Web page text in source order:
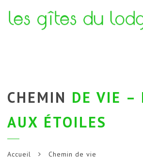
CHEMIN DE VIE –
AUX ÉTOILES
Accueil
Chemin de vie